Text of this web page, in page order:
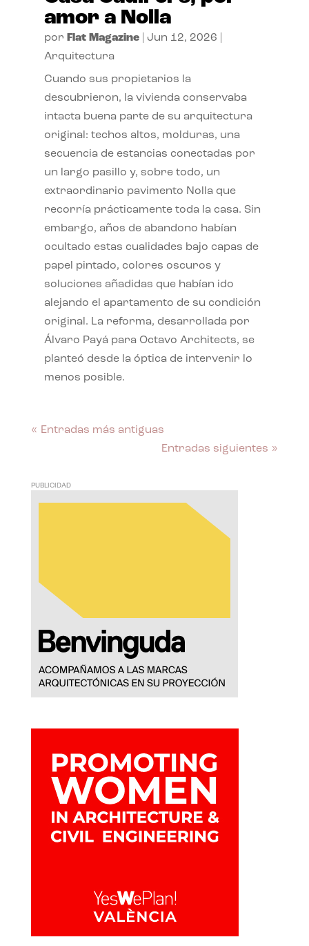
amor a Nolla
por Flat Magazine| Jun 12, 2026
Arquitectura
Cuando sus propietarios la
descubrieron, la vivienda conservaba
intacta buena parte de su arquitectura
original: techos altos, molduras, una
secuencia de estancias conectadas por
un largo pasillo y, sobre todo, un
extraordinario pavimento Nolla que
recorría prácticamente toda la casa. Sin
embargo, años de abandono habían
ocultado estas cualidades bajo capas de
papel pintado, colores oscuros y
soluciones añadidas que habían ido
alejando el apartamento de su condición
original. La reforma, desarrollada por
Álvaro Payá para Octavo Architects, se
planteó desde la óptica de intervenir lo
menos posible.
« Entradas más antiguas
Entradas siguientes »
PUBLICIDAD